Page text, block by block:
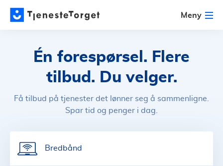
Meny
Én forespørsel. Flere
tilbud. Du velger.
Få tilbud på tjenester det lønner seg å sammenligne.
Spar tid og penger i dag.
Bredbånd